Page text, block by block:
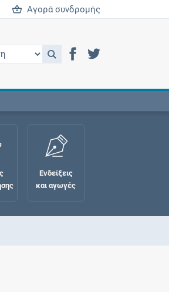
Αγορά συνδρομής
Ενδείξεις
και αγωγές